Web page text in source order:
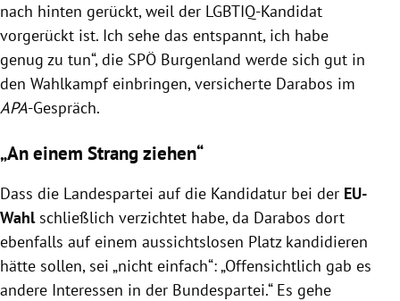
nach hinten gerückt, weil der LGBTIQ-Kandidat
vorgerückt ist. Ich sehe das entspannt, ich habe
genug zu tun“, die SPÖ Burgenland werde sich gut in
den Wahlkampf einbringen, versicherte Darabos im
APA-Gespräch.
„An einem Strang ziehen“
Dass die Landespartei auf die Kandidatur bei der EU-
Wahlschließlich verzichtet habe, da Darabos dort
ebenfalls auf einem aussichtslosen Platz kandidieren
hätte sollen, sei „nicht einfach“: „Offensichtlich gab es
andere Interessen in der Bundespartei.“ Es gehe